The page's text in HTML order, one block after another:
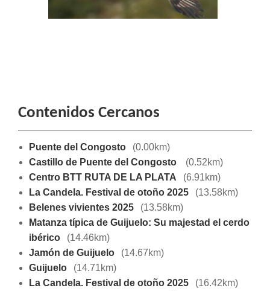
Contenidos Cercanos
Puente del Congosto
(0.00km)
Castillo de Puente del Congosto
(0.52km)
Centro BTT RUTA DE LA PLATA
(6.91km)
La Candela. Festival de otoño 2025
(13.58km)
Belenes vivientes 2025
(13.58km)
Matanza típica de Guijuelo: Su majestad el cerdo
ibérico
(14.46km)
Jamón de Guijuelo
(14.67km)
Guijuelo
(14.71km)
La Candela. Festival de otoño 2025
(16.42km)